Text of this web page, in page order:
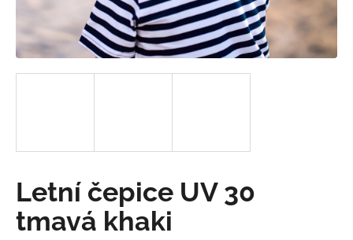
Letní čepice UV 30
tmavá khaki
p
o
r